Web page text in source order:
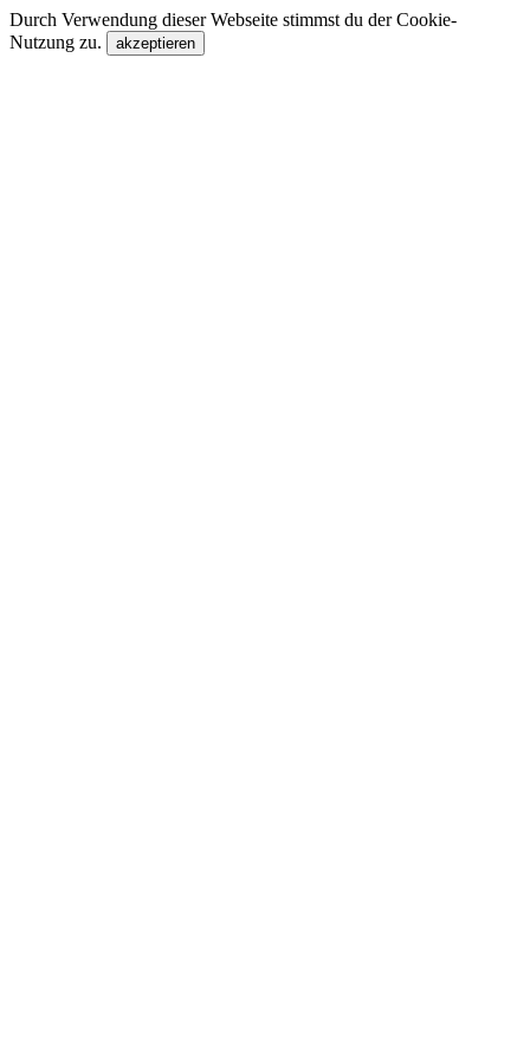
Durch Verwendung dieser Webseite stimmst du der Cookie-
Nutzung zu.